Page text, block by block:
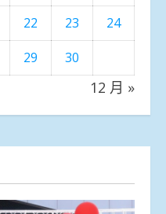
22 23
24
29 30
12 月 »